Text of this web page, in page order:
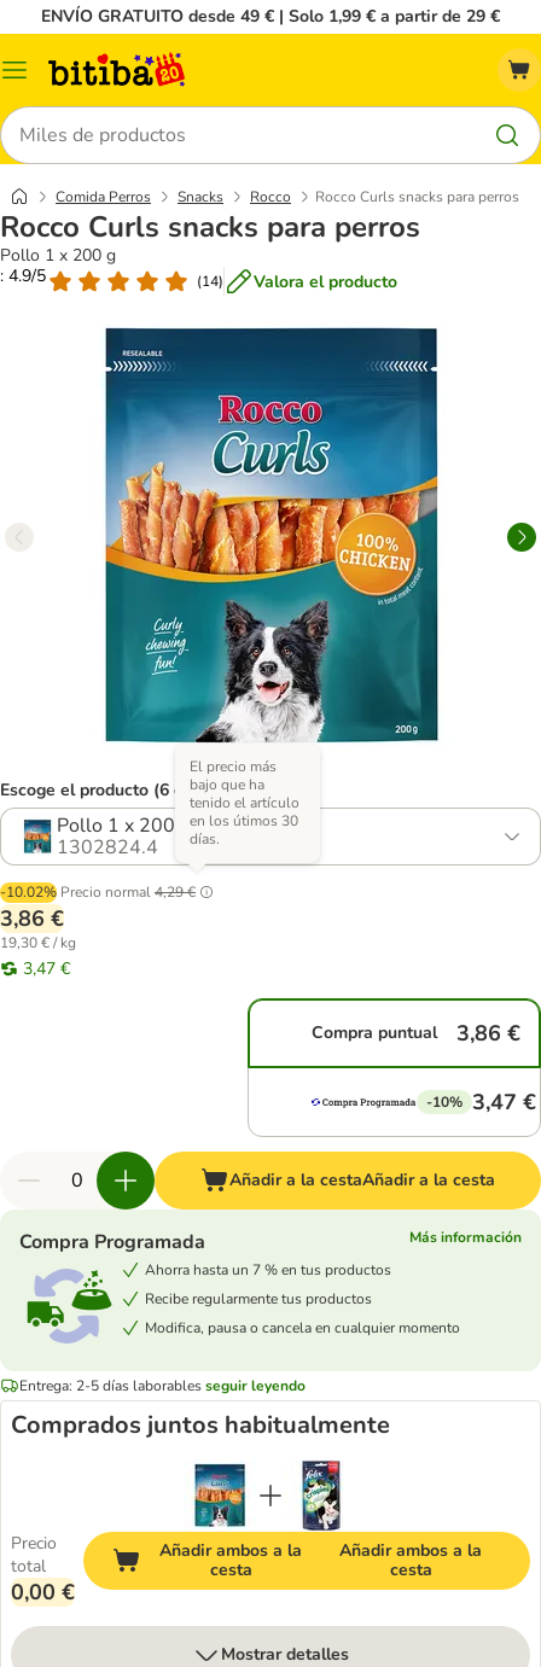
ENVÍO GRATUITO desde 49 € | Solo 1,99 € a partir de 29 €
Menú
Buscar
Comida Perros Snacks Rocco Rocco Curls snacks para perros
Rocco Curls snacks para perros
Pollo 1 x 200 g
: 4.9/5
(14) Valora el producto
Escoge el producto (6 opciones)
Pollo 1 x 200 g
1302824.4
-10.02% Precio normal4,29 €
El precio más
bajo que ha
tenido el artículo
en los útimos 30
días.
3,86 €
19,30 € / kg
3,47 €
Compra puntual 3,86 €
-10% 3,47 €
Añadir a la cestaAñadir a la cesta
Compra Programada
Más información
Ahorra hasta un 7 % en tus productos
Recibe regularmente tus productos
Modifica, pausa o cancela en cualquier momento
Entrega: 2-5 días laborablesseguir leyendo
Comprados juntos habitualmente
Precio
total
0,00 €
Añadir ambos a la
cesta
Añadir ambos a la
cesta
Mostrar detalles